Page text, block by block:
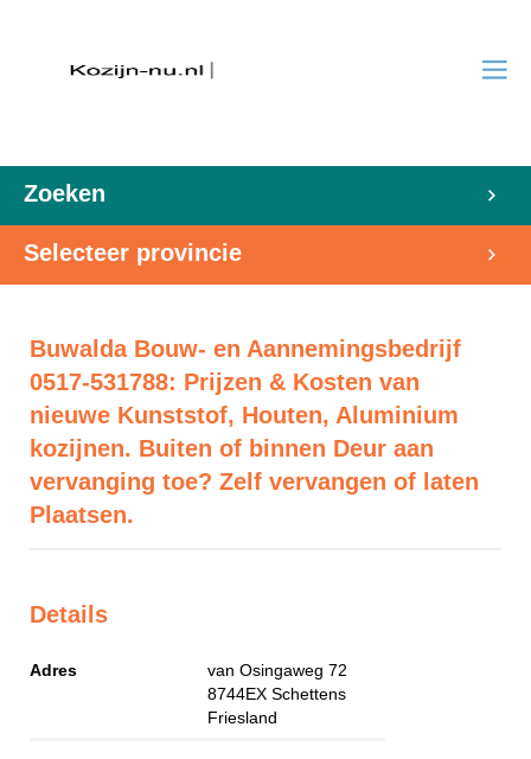
Zoeken
Selecteer provincie
Buwalda Bouw- en Aannemingsbedrijf
0517-531788: Prijzen & Kosten van
nieuwe Kunststof, Houten, Aluminium
kozijnen. Buiten of binnen Deur aan
vervanging toe? Zelf vervangen of laten
Plaatsen.
Details
Adres
van Osingaweg 72
8744EX Schettens
Friesland